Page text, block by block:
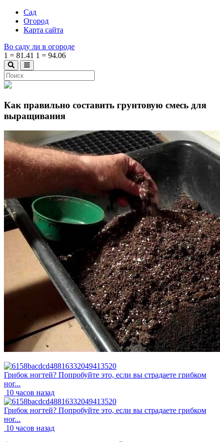
Сад
Огород
Карта сайта
Во саду ли в огороде
1 = 81.41 1 = 94.06
Как правильно составить грунтовую смесь для
выращивания
Грибок ногтей? Попробуйте это, если вы страдаете грибком
ног...
10 часов назад
Грибок ногтей? Попробуйте это, если вы страдаете грибком
ног...
10 часов назад